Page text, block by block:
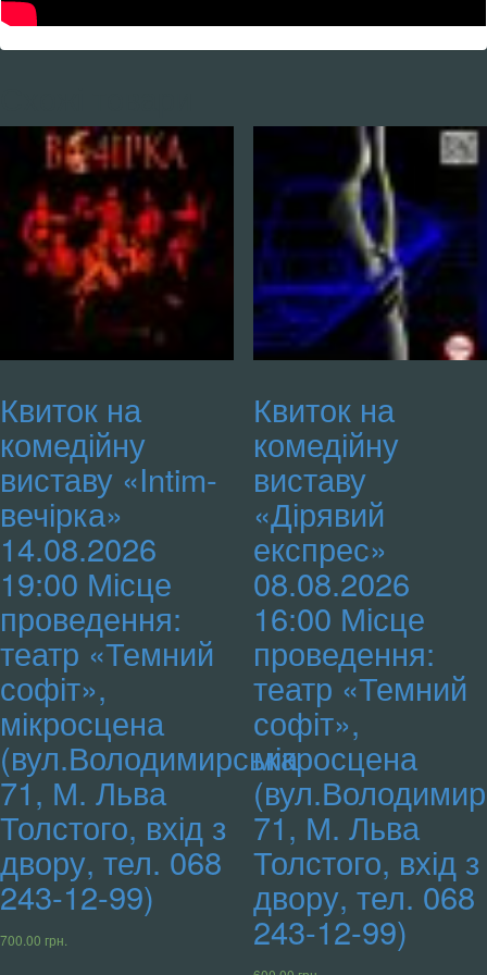
243-
12-
99)
Квиток на
комедійну
виставу «Intim-
вечірка»
14.08.2026
19:00 Місце
проведення:
театр «Темний
софіт»,
мікросцена
(вул.Володимирська
71, М. Льва
Толстого, вхід з
двору, тел. 068
243-12-99)
700.00 грн.
Квиток на
комедійну
виставу
«Дірявий
експрес»
08.08.2026
16:00 Місце
проведення:
театр «Темний
софіт»,
мікросцена
71, М. Льва
Толстого, вхід з
двору, тел. 068
243-12-99)